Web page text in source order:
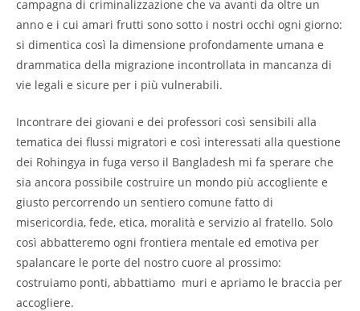
campagna di criminalizzazione che va avanti da oltre un
anno e i cui amari frutti sono sotto i nostri occhi ogni giorno:
si dimentica così la dimensione profondamente umana e
drammatica della migrazione incontrollata in mancanza di
vie legali e sicure per i più vulnerabili.
Incontrare dei giovani e dei professori così sensibili alla
tematica dei flussi migratori e così interessati alla questione
dei Rohingya in fuga verso il Bangladesh mi fa sperare che
sia ancora possibile costruire un mondo più accogliente e
giusto percorrendo un sentiero comune fatto di
misericordia, fede, etica, moralità e servizio al fratello. Solo
così abbatteremo ogni frontiera mentale ed emotiva per
spalancare le porte del nostro cuore al prossimo:
costruiamo ponti, abbattiamo muri e apriamo le braccia per
accogliere.